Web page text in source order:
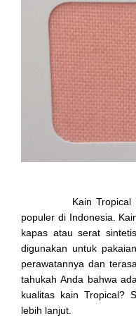
Kain Tropical
populer di Indonesia.
kapas atau serat
digunakan untuk
perawatannya dan
tahukah Anda bahwa
kualitas kain Tropical?
lebih lanjut.